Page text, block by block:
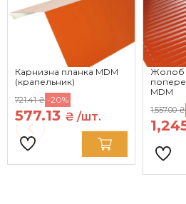
Карнизна планка MDM
(крапельник)
721.41 ₴ -20%
577.13 ₴ /шт.
Жолоб
MDM
1,557.00 ₴